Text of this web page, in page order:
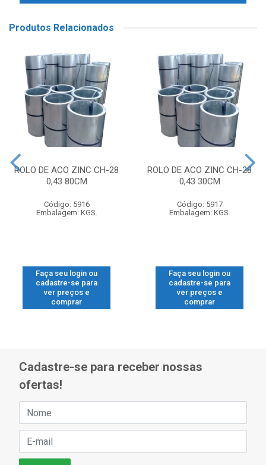
Produtos Relacionados
ROLO DE ACO ZINC CH-28
0,43 80CM
Código: 5916
Embalagem: KGS.
Faça seu login ou
cadastre-se para
ver preços e
comprar
ROLO DE ACO ZINC CH-28
0,43 30CM
Código: 5917
Embalagem: KGS.
Faça seu login ou
cadastre-se para
ver preços e
comprar
Cadastre-se para receber nossas
ofertas!